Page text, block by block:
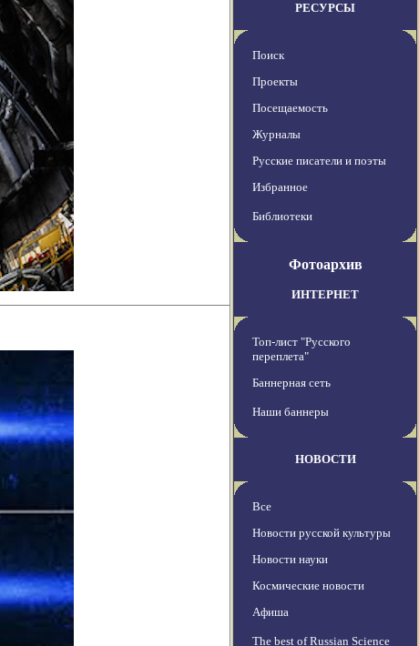
РЕСУРСЫ
Поиск
Проекты
Посещаемость
Журналы
Русские писатели и поэты
Избранное
Библиотеки
Фотоархив
ИНТЕРНЕТ
Топ-лист "Русского
переплета"
Баннерная сеть
Наши баннеры
НОВОСТИ
Все
Новости русской культуры
Новости науки
Космические новости
Афиша
The best of Russian Science